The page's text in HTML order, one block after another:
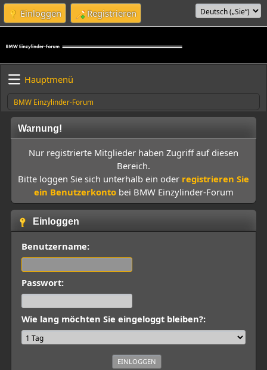
Einloggen Registrieren
Hauptmenü
BMW Einzylinder-Forum
Warnung!
Nur registrierte Mitglieder haben Zugriff auf diesen
Bereich.
Bitte loggen Sie sich unterhalb ein oder registrieren Sie
ein Benutzerkontobei BMW Einzylinder-Forum
Einloggen
Benutzername:
Passwort:
Wie lang möchten Sie eingeloggt bleiben?: